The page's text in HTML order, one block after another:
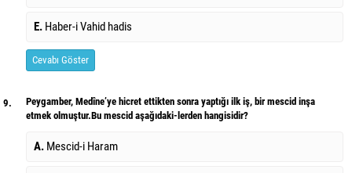
E. Haber-i Vahid hadis
Cevabı Göster
9.
Peygamber, Medîne’ye hicret ettikten sonra yaptığı ilk iş, bir mescid inşa
etmek olmuştur.Bu mescid aşağıdaki-lerden hangisidir?
A. Mescid-i Haram